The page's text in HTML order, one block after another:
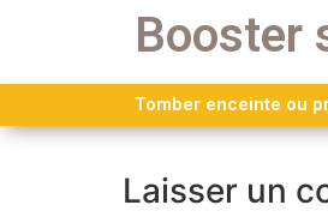
Booster
Tomber enceinte ou
Laisser un